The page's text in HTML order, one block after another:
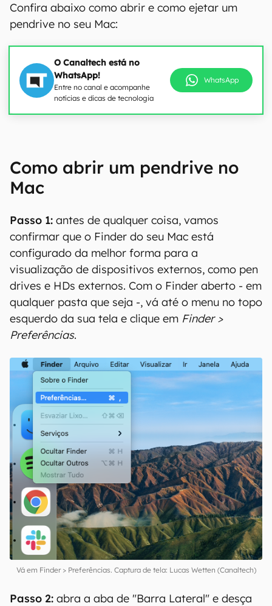
Confira abaixo como abrir e como ejetar um
pendrive no seu Mac:
O Canaltech está no
WhatsApp!
Entre no canal e acompanhe
notícias e dicas de tecnologia
WhatsApp
Como abrir um pendrive no
Mac
Passo 1: antes de qualquer coisa, vamos
confirmar que o Finder do seu Mac está
configurado da melhor forma para a
visualização de dispositivos externos, como pen
drives e HDs externos. Com o Finder aberto - em
qualquer pasta que seja -, vá até o menu no topo
esquerdo da sua tela e clique em Finder >
Preferências.
Vá em Finder > Preferências. Captura de tela: Lucas Wetten (Canaltech)
Passo 2: abra a aba de "Barra Lateral" e desça